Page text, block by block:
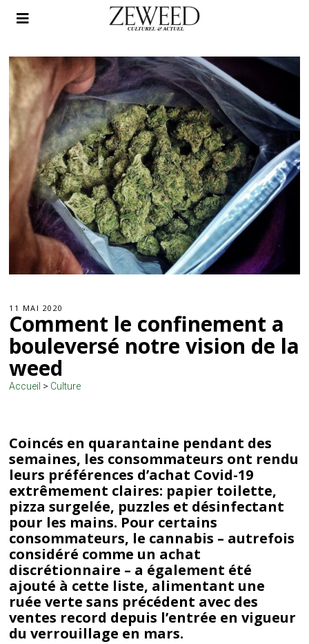
11 MAI 2020
Comment le confinement a
bouleversé notre vision de la
weed
Accueil > Culture
Coincés en quarantaine pendant des
semaines, les consommateurs ont rendu
leurs préférences d’achat Covid-19
extrêmement claires: papier toilette,
pizza surgelée, puzzles et désinfectant
pour les mains. Pour certains
consommateurs, le cannabis – autrefois
considéré comme un achat
discrétionnaire – a également été
ajouté à cette liste, alimentant une
ruée verte sans précédent avec des
ventes record depuis l’entrée en vigueur
du verrouillage en mars.